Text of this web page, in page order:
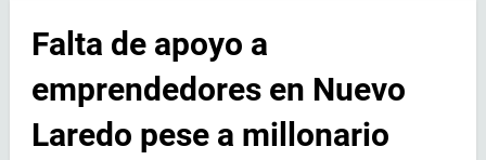
Falta de apoyo a
emprendedores en Nuevo
Laredo pese a millonario